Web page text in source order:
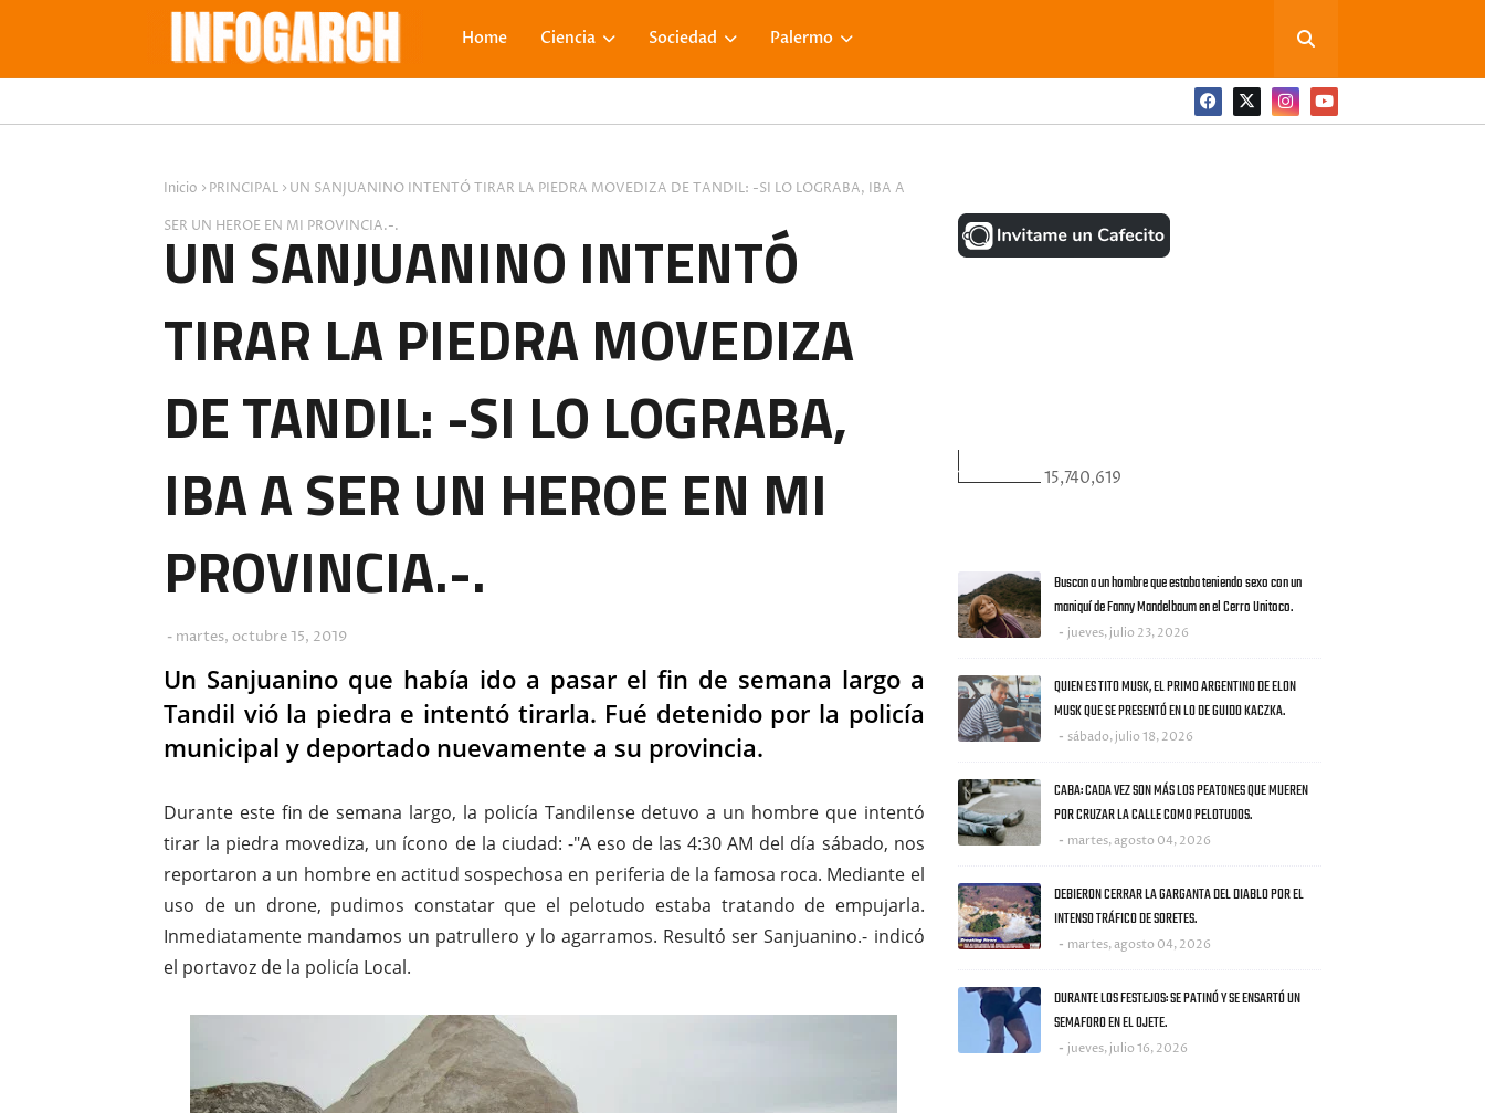
Home Ciencia Sociedad Palermo
Inicio PRINCIPAL
UN SANJUANINO INTENTÓ TIRAR LA PIEDRA MOVEDIZA DE TANDIL: -SI LO LOGRABA, IBA A
SER UN HEROE EN MI PROVINCIA.-.
UN SANJUANINO INTENTÓ
TIRAR LA PIEDRA MOVEDIZA
DE TANDIL: -SI LO LOGRABA,
IBA A SER UN HEROE EN MI
PROVINCIA.-.
martes, octubre 15, 2019
Un Sanjuanino que había ido a pasar el fin de semana largo a
Tandil vió la piedra e intentó tirarla. Fué detenido por la policía
municipal y deportado nuevamente a su provincia.
Durante este fin de semana largo, la policía Tandilense detuvo a un hombre que intentó
tirar la piedra movediza, un ícono de la ciudad: -"A eso de las 4:30 AM del día sábado, nos
reportaron a un hombre en actitud sospechosa en periferia de la famosa roca. Mediante el
uso de un drone, pudimos constatar que el pelotudo estaba tratando de empujarla.
Inmediatamente mandamos un patrullero y lo agarramos. Resultó ser Sanjuanino.- indicó
el portavoz de la policía Local.
15,740,619
Buscan a un hombre que estaba teniendo sexo con un
maniquí de Fanny Mandelbaum en el Cerro Unitoco.
jueves, julio 23, 2026
QUIEN ES TITO MUSK, EL PRIMO ARGENTINO DE ELON
MUSK QUE SE PRESENTÓ EN LO DE GUIDO KACZKA.
sábado, julio 18, 2026
CABA: CADA VEZ SON MÁS LOS PEATONES QUE MUEREN
POR CRUZAR LA CALLE COMO PELOTUDOS.
martes, agosto 04, 2026
DEBIERON CERRAR LA GARGANTA DEL DIABLO POR EL
INTENSO TRÁFICO DE SORETES.
martes, agosto 04, 2026
DURANTE LOS FESTEJOS: SE PATINÓ Y SE ENSARTÓ UN
SEMAFORO EN EL OJETE.
jueves, julio 16, 2026